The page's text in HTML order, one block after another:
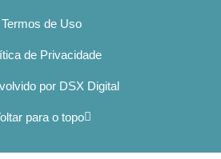
Termos de Uso
de Privacidade
por DSX Digital
para o topo